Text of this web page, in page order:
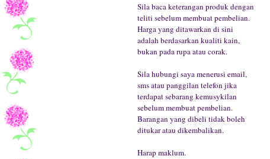
Sila baca keterangan produk dengan
teliti sebelum membuat pembelian.
Harga yang ditawarkan di sini
adalah berdasarkan kualiti kain,
bukan pada rupa atau corak.
Sila hubungi saya menerusi email,
sms atau panggilan telefon jika
terdapat sebarang kemusykilan
sebelum membuat pembelian.
Barangan yang dibeli tidak boleh
ditukar atau dikembalikan.
Harap maklum.